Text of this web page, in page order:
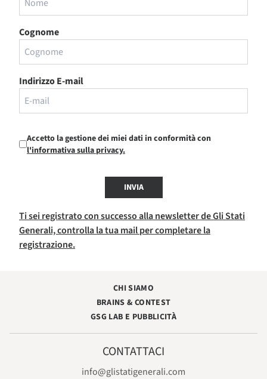
Cognome
Indirizzo E-mail
Accetto la gestione dei miei dati in conformità con
l'informativa sulla privacy.
INVIA
Ti sei registrato con successo alla newsletter de Gli Stati
Generali, controlla la tua mail per completare la
registrazione.
CHI SIAMO
BRAINS & CONTEST
GSG LAB E PUBBLICITÀ
CONTATTACI
info@glistatigenerali.com